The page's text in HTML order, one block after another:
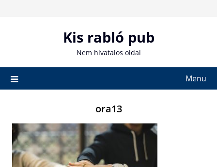
Kis rabló pub
Nem hivatalos oldal
Menu
ora13